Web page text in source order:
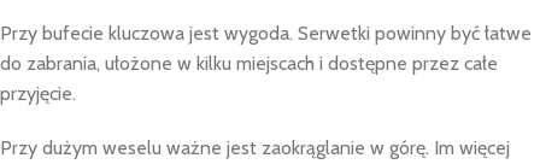
Przy bufecie kluczowa jest wygoda. Serwetki powinny być łatwe
do zabrania, ułożone w kilku miejscach i dostępne przez całe
przyjęcie.
Przy dużym weselu ważne jest zaokrąglanie w górę. Im więcej